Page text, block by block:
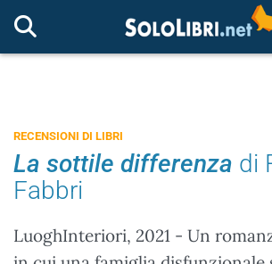
RECENSIONI DI LIBRI
La sottile differenza di
Fabbri
LuoghInteriori, 2021 - Un